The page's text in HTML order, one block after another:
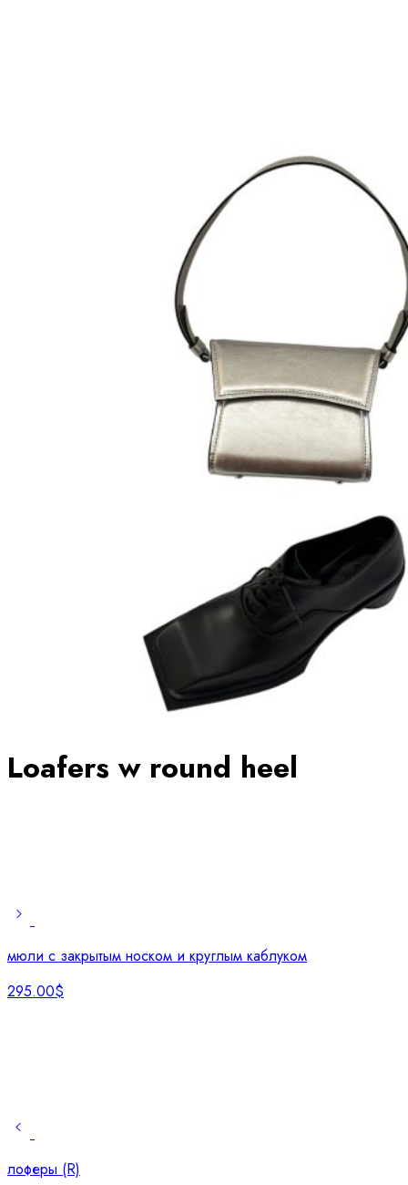
Loafers w round heel
мюли с закрытым носком и круглым каблуком
295.00$
лоферы (R)